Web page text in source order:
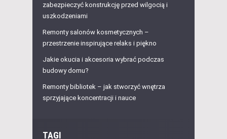
zabezpieczyć konstrukcję przed wilgocią i
uszkodzeniami
Remonty salonów kosmetycznych –
przestrzenie inspirujące relaks i piękno
Jakie okucia i akcesoria wybrać podczas
budowy domu?
Remonty bibliotek – jak stworzyć wnętrza
sprzyjające koncentracji i nauce
TAGI